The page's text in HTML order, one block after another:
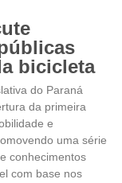
bicicleta
do Paraná
da primeira
e
uma série
conhecimentos
com base nos